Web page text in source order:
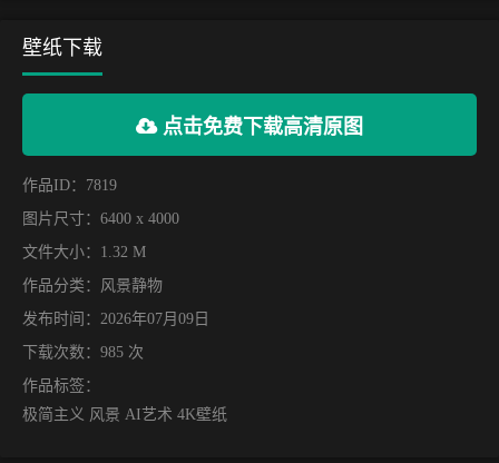
壁纸下载
点击免费下载高清原图
作品ID：7819
图片尺寸：6400 x 4000
文件大小：1.32 M
作品分类： 风景静物
发布时间：2026年07月09日
下载次数：985 次
作品标签：
极简主义 风景 AI艺术 4K壁纸